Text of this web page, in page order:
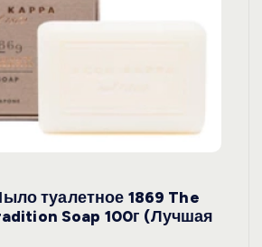
туалетное 1869 The
Soap 100г (Лучшая